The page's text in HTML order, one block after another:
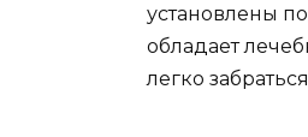
установлены
обладает
легко